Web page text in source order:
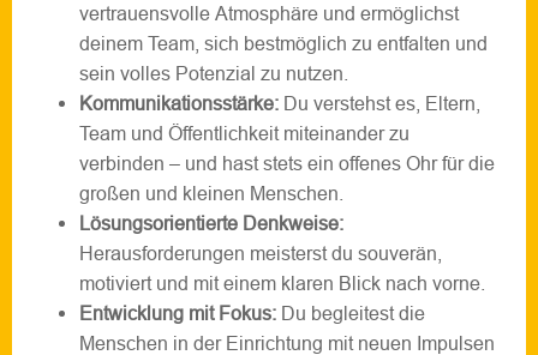
vertrauensvolle Atmosphäre und ermöglichst
deinem Team, sich bestmöglich zu entfalten und
sein volles Potenzial zu nutzen.
Kommunikationsstärke: Du verstehst es, Eltern,
Team und Öffentlichkeit miteinander zu
verbinden – und hast stets ein offenes Ohr für die
großen und kleinen Menschen.
Lösungsorientierte Denkweise:
Herausforderungen meisterst du souverän,
motiviert und mit einem klaren Blick nach vorne.
Entwicklung mit Fokus: Du begleitest die
Menschen in der Einrichtung mit neuen Impulsen